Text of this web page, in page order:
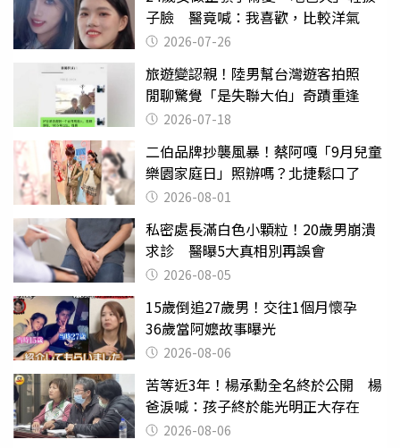
子臉 醫竟喊：我喜歡，比較洋氣
2026-07-26
旅遊變認親！陸男幫台灣遊客拍照
閒聊驚覺「是失聯大伯」奇蹟重逢
2026-07-18
二伯品牌抄襲風暴！蔡阿嘎「9月兒童
樂園家庭日」照辦嗎？北捷鬆口了
2026-08-01
私密處長滿白色小顆粒！20歲男崩潰
求診 醫曝5大真相別再誤會
2026-08-05
15歲倒追27歲男！交往1個月懷孕
36歲當阿嬤故事曝光
2026-08-06
苦等近3年！楊承勳全名終於公開 楊
爸淚喊：孩子終於能光明正大存在
2026-08-06